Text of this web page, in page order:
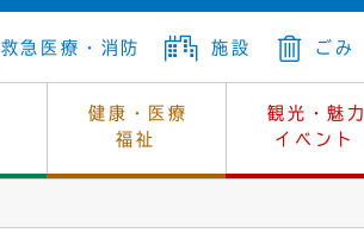
救急医療・消防 施設 ごみ
健康・医療
福祉
観光・魅力
イベント
上下水道
生涯学習
休日当番医
レジャー・スポーツ
土地
市長の部屋